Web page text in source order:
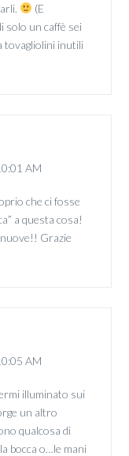
(E
solo un caffè sei
tovagliolini inutili
AM
che ci fosse
a questa cosa!
Grazie
AM
illuminato sui
un altro
qualcosa di
bocca o…le mani